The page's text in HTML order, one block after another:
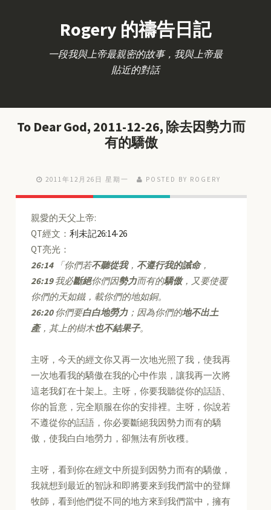
Rogery 的禱告日記
一段我與上帝最親密的故事，我與上帝最
貼近的對話
To Dear God, 2011-12-26, 除去因勢力而
有的驕傲
2011年12月26日 星期一 POSTED BY ROGERY
親愛的天父上帝:
QT經文：利未記26:14-26
QT亮光：
26:14「你們若不聽從我， 不遵行我的誡命，
26:19我必斷絕你們因勢力而有的驕傲，又要使覆
你們的天如鐵，載你們的地如銅。
26:20你們要白白地勞力；因為你們的地不出土
產，其上的樹木也不結果子。
主呀，今天的經文你又再一次地光照了我，使我再
一次地看我的驕傲在我的心中作祟，讓我再一次將
這老我釘在十架上。主呀，你要我聽從你的話語、
你的旨意，完全順服在你的安排裡。主呀，你說若
不遵從你的話語，你必要斷絕我因勢力而有的驕
傲，使我白白地勞力，卻無法有所收穫。
主呀，看到你在經文中所提到因勢力而有的驕傲，
我就想到最近的智詠和即將要來到我們當中的登輝
牧師，看到他們從不同的地方來到我們當中，擁有